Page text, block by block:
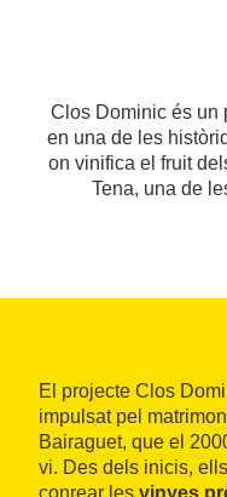
Clos Dominic és un
en una de les
on vinifica el fruit
Tena, una de
El projecte Clos
impulsat pel
Bairaguet, que el
vi. Des dels inicis,
conrear les vinyes